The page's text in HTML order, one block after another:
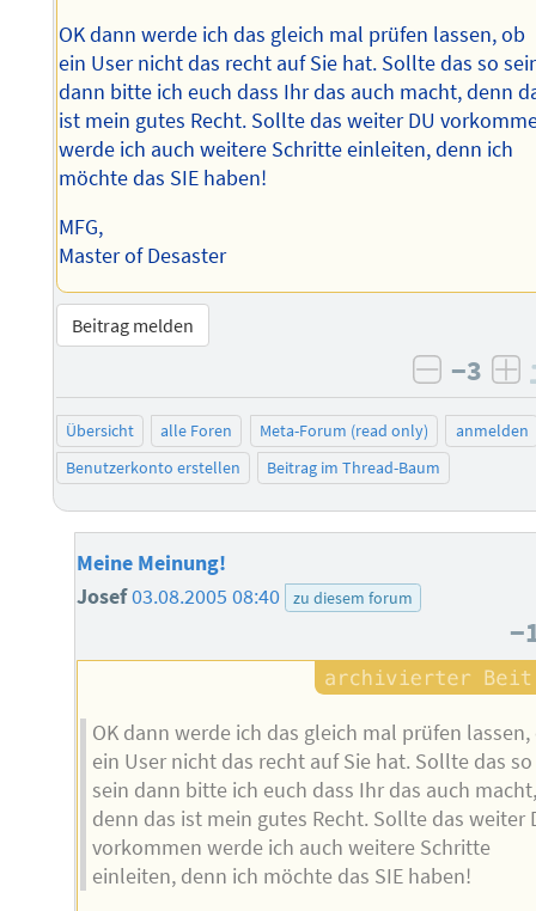
OK dann werde ich das gleich mal prüfen lassen, ob
ein User nicht das recht auf Sie hat. Sollte das so
dann bitte ich euch dass Ihr das auch macht, denn
ist mein gutes Recht. Sollte das weiter DU
werde ich auch weitere Schritte einleiten, denn ich
möchte das SIE haben!
MFG,
Master of Desaster
Beitrag melden
negativ
−3
Übersicht alle Foren Meta-Forum (read only)
anmelden
Benutzerkonto erstellen
Beitrag im Thread-Baum
Meine Meinung!
Josef03.08.2005 08:40 zu diesem forum
OK dann werde ich das gleich mal prüfen lassen,
ein User nicht das recht auf Sie hat. Sollte das so
sein dann bitte ich euch dass Ihr das auch macht,
denn das ist mein gutes Recht. Sollte das weiter
vorkommen werde ich auch weitere Schritte
einleiten, denn ich möchte das SIE haben!